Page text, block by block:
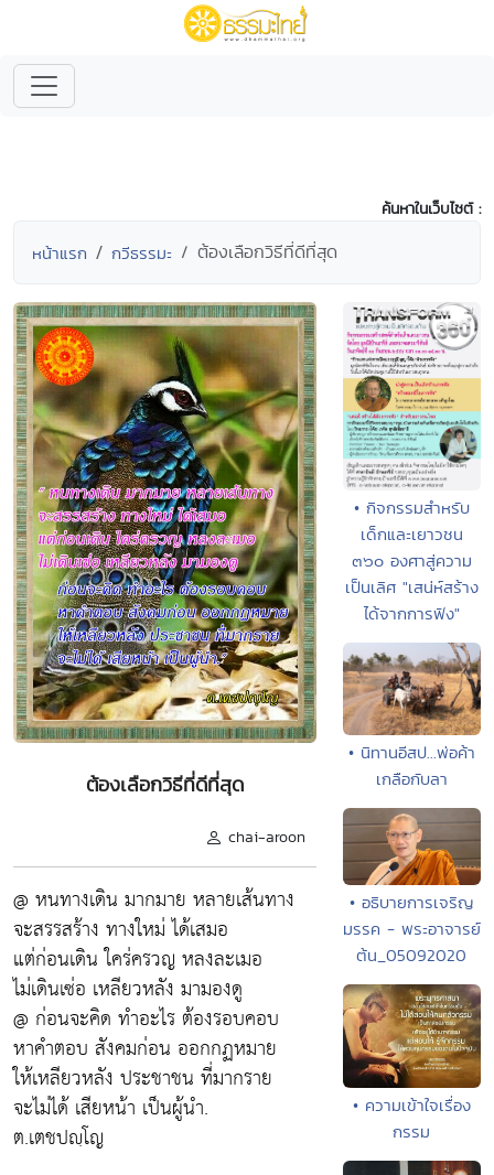
ค้นหาในเว็บไซต์ :
หน้าแรก กวีธรรมะ ต้องเลือกวิธีที่ดีที่สุด
ต้องเลือกวิธีที่ดีที่สุด
chai-aroon
@ หนทางเดิน มากมาย หลายเส้นทาง
จะสรรสร้าง ทางใหม่ ได้เสมอ
แต่ก่อนเดิน ใคร่ครวญ หลงละเมอ
ไม่เดินเซ่อ เหลียวหลัง มามองดู
@ ก่อนจะคิด ทำอะไร ต้องรอบคอบ
หาคำตอบ สังคมก่อน ออกกฏหมาย
ให้เหลียวหลัง ประชาชน ที่มากราย
จะไม่ได้ เสียหน้า เป็นผู้นำ.
ต.เตชปญฺโญ
• กิจกรรมสำหรับ
เด็กและเยาวชน
๓๖๐ องศาสู่ความ
เป็นเลิศ "เสน่ห์สร้าง
ได้จากการฟัง"
• นิทานอีสป...พ่อค้า
เกลือกับลา
• อธิบายการเจริญ
มรรค - พระอาจารย์
ต้น_05092020
• ความเข้าใจเรื่อง
กรรม